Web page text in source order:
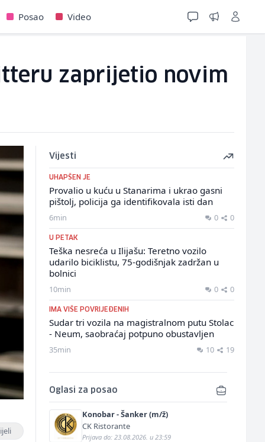
Posao Video
zaprijetio novim
Vijesti
UHAPŠEN JE
Provalio u kuću u Stanarima i ukrao gasni
pištolj, policija ga identifikovala isti dan
6min 0 0
U PETAK
Teška nesreća u Ilijašu: Teretno vozilo
udarilo biciklistu, 75-godišnjak zadržan u
bolnici
10min 0 0
IMA VIŠE POVRIJEĐENIH
Sudar tri vozila na magistralnom putu Stolac
- Neum, saobraćaj potpuno obustavljen
35min 10 19
Oglasi za posao
Konobar - Šanker (m/ž)
CK Ristorante
Prijava do: 23.08.2026. u 23:59